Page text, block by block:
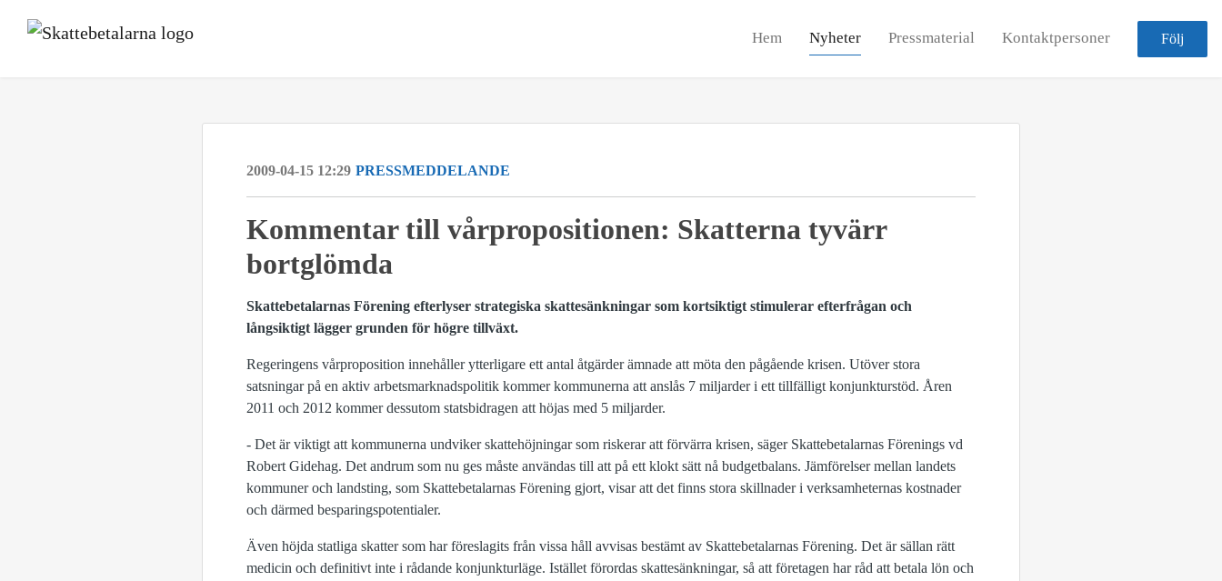
Hem Nyheter Pressmaterial Kontaktpersoner Följ
2009-04-15 12:29 PRESSMEDDELANDE
Kommentar till vårpropositionen: Skatterna tyvärr
bortglömda
Skattebetalarnas Förening efterlyser strategiska skattesänkningar som kortsiktigt stimulerar efterfrågan och
långsiktigt lägger grunden för högre tillväxt.
Regeringens vårproposition innehåller ytterligare ett antal åtgärder ämnade att möta den pågående krisen. Utöver stora
satsningar på en aktiv arbetsmarknadspolitik kommer kommunerna att anslås 7 miljarder i ett tillfälligt konjunkturstöd. Åren
2011 och 2012 kommer dessutom statsbidragen att höjas med 5 miljarder.
- Det är viktigt att kommunerna undviker skattehöjningar som riskerar att förvärra krisen, säger Skattebetalarnas Förenings vd
Robert Gidehag. Det andrum som nu ges måste användas till att på ett klokt sätt nå budgetbalans. Jämförelser mellan landets
kommuner och landsting, som Skattebetalarnas Förening gjort, visar att det finns stora skillnader i verksamheternas kostnader
och därmed besparingspotentialer.
Även höjda statliga skatter som har föreslagits från vissa håll avvisas bestämt av Skattebetalarnas Förening. Det är sällan rätt
medicin och definitivt inte i rådande konjunkturläge. Istället förordas skattesänkningar, så att företagen har råd att betala lön och